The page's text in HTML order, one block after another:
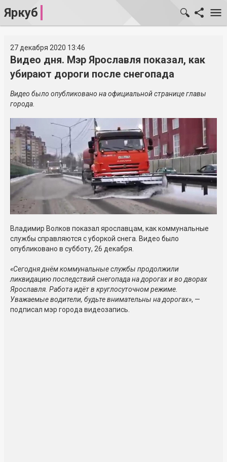
Яркуб
27 декабря 2020 13:46
Видео дня. Мэр Ярославля показал, как
убирают дороги после снегопада
Видео было опубликовано на официальной странице главы
города.
Владимир Волков показал ярославцам, как коммунальные
службы справляются с уборкой снега. Видео было
опубликовано в субботу, 26 декабря.
«Сегодня днём коммунальные службы продолжили
ликвидацию последствий снегопада на дорогах и во дворах
Ярославля. Работа идёт в круглосуточном режиме.
Уважаемые водители, будьте внимательны на дорогах», —
подписал мэр города видеозапись.